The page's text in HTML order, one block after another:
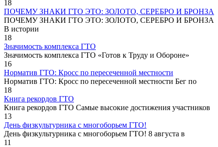
18
ПОЧЕМУ ЗНАКИ ГТО ЭТО: ЗОЛОТО, СЕРЕБРО И БРОНЗА
ПОЧЕМУ ЗНАКИ ГТО ЭТО: ЗОЛОТО, СЕРЕБРО И БРОНЗА
В истории
18
Значимость комплекса ГТО
Значимость комплекса ГТО «Готов к Труду и Обороне»
16
Норматив ГТО: Кросс по пересеченной местности
Норматив ГТО: Кросс по пересеченной местности Бег по
18
Книга рекордов ГТО
Книга рекордов ГТО Самые высокие достижения участников
13
День физкультурника с многоборьем ГТО!
День физкультурника с многоборьем ГТО! 8 августа в
11